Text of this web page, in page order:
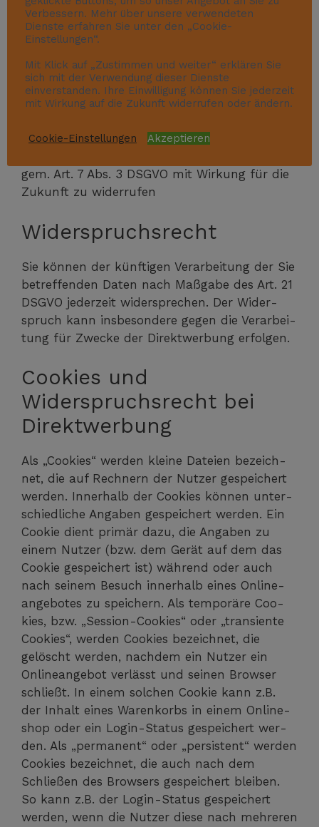
re Ver­ant­wort­li­che zu fordern.
Sie haben fer­ner gem. Art. 77 DSGVO das
Recht, eine Beschwer­de bei der zustän­di­gen
Auf­sichts­be­hör­de einzureichen.
gem. Art. 7 Abs. 3 DSGVO mit Wir­kung für die
Zukunft zu widerrufen
Widerspruchsrecht
Sie kön­nen der künf­ti­gen Ver­ar­bei­tung der Sie
betref­fen­den Daten nach Maß­ga­be des Art. 21
DSGVO jeder­zeit wider­spre­chen. Der Wider­
spruch kann ins­be­son­de­re gegen die Ver­ar­bei­
tung für Zwe­cke der Direkt­wer­bung erfolgen.
Cookies und
Widerspruchsrecht bei
Direktwerbung
Als „Coo­kies“ wer­den klei­ne Datei­en bezeich­
net, die auf Rech­nern der Nut­zer gespei­chert
wer­den. Inner­halb der Coo­kies kön­nen unter­
schied­li­che Anga­ben gespei­chert wer­den. Ein
Coo­kie dient pri­mär dazu, die Anga­ben zu
einem Nut­zer (bzw. dem Gerät auf dem das
Coo­kie gespei­chert ist) wäh­rend oder auch
nach sei­nem Besuch inner­halb eines Online­
an­ge­bo­tes zu spei­chern. Als tem­po­rä­re Coo­
kies, bzw. „Ses­si­on-Coo­kies“ oder „tran­si­en­te
Coo­kies“, wer­den Coo­kies bezeich­net, die
gelöscht wer­den, nach­dem ein Nut­zer ein
Online­an­ge­bot ver­lässt und sei­nen Brow­ser
schließt. In einem sol­chen Coo­kie kann z.B.
der Inhalt eines Waren­korbs in einem Online­
shop oder ein Log­in-Sta­tus gespei­chert wer­
den. Als „per­ma­nent“ oder „per­sis­tent“ wer­den
Coo­kies bezeich­net, die auch nach dem
Schlie­ßen des Brow­sers gespei­chert blei­ben.
So kann z.B. der Log­in-Sta­tus gespei­chert
wer­den, wenn die Nut­zer die­se nach meh­re­ren
Verbessern. Mehr über unsere verwendeten
Dienste erfahren Sie unter den „Cookie-
Einstellungen“.
Mit Klick auf „Zustimmen und weiter“ erklären Sie
sich mit der Verwendung dieser Dienste
einverstanden. Ihre Einwilligung können Sie jederzeit
mit Wirkung auf die Zukunft widerrufen oder ändern.
Cookie-Einstellungen Akzeptieren